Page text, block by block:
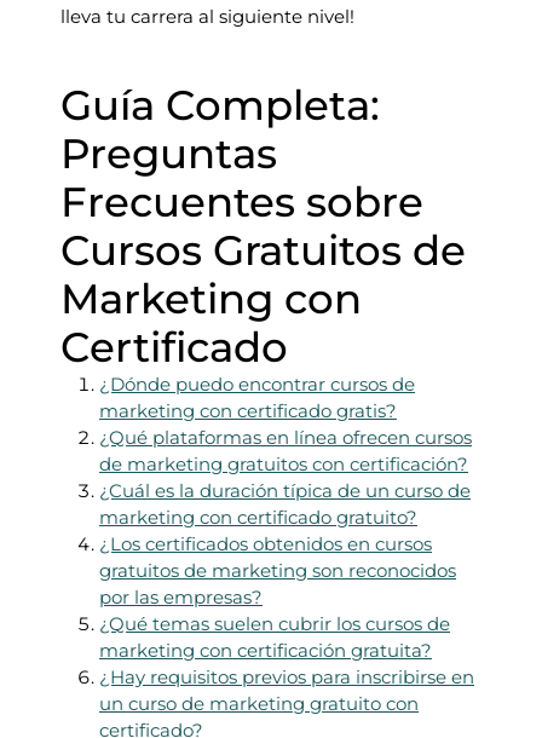
lleva tu carrera al siguiente nivel!
Guía Completa:
Preguntas
Frecuentes sobre
Cursos Gratuitos de
Marketing con
Certificado
¿Dónde puedo encontrar cursos de
marketing con certificado gratis?
¿Qué plataformas en línea ofrecen cursos
de marketing gratuitos con certificación?
¿Cuál es la duración típica de un curso de
marketing con certificado gratuito?
¿Los certificados obtenidos en cursos
gratuitos de marketing son reconocidos
por las empresas?
¿Qué temas suelen cubrir los cursos de
marketing con certificación gratuita?
¿Hay requisitos previos para inscribirse en
un curso de marketing gratuito con
certificado?